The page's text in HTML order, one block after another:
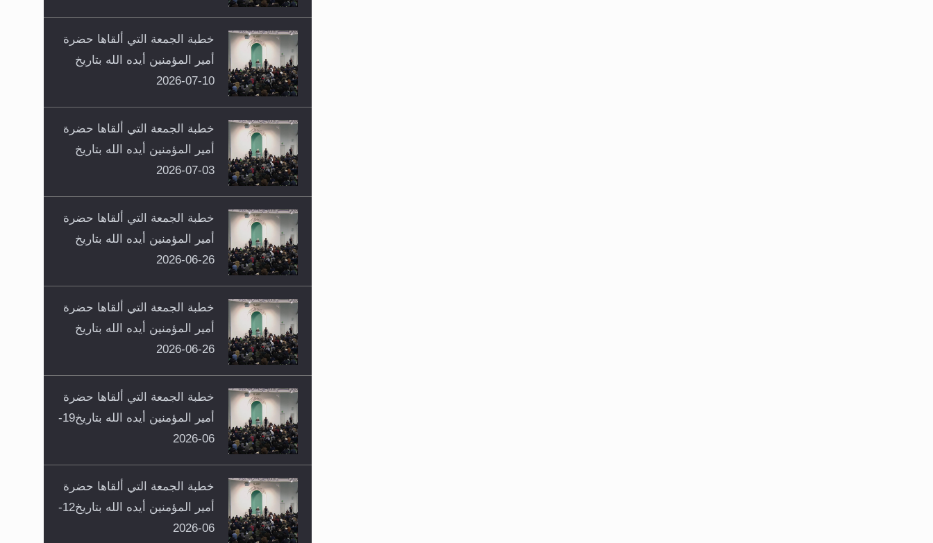
خطبة الجمعة التي ألقاها حضرة
أمير المؤمنين أيده الله بتاريخ
10-07-2026
خطبة الجمعة التي ألقاها حضرة
أمير المؤمنين أيده الله بتاريخ
03-07-2026
خطبة الجمعة التي ألقاها حضرة
أمير المؤمنين أيده الله بتاريخ
26-06-2026
خطبة الجمعة التي ألقاها حضرة
أمير المؤمنين أيده الله بتاريخ
26-06-2026
خطبة الجمعة التي ألقاها حضرة
أمير المؤمنين أيده الله بتاريخ19-
06-2026
خطبة الجمعة التي ألقاها حضرة
أمير المؤمنين أيده الله بتاريخ12-
06-2026